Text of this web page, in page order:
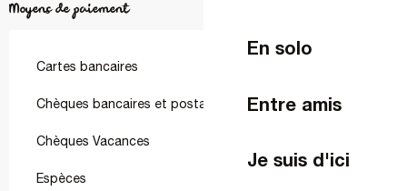
En solo
Entre amis
Je suis d'ici
Moyens de paiement
Cartes bancaires
Chèques bancaires et postaux
Chèques Vacances
Espèces